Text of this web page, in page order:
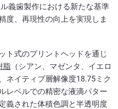
義歯製作における新たな基準
度、再現性の向上を実現しま
ト式のプリントヘッドを通じ
脂 （シアン、マゼンタ、イエロ
ネイティブ層解像度18.75ミク
レベルでの精密な液滴パター
義された体積色調と半透明度